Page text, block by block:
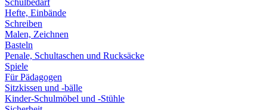
Schulbedarf
Hefte, Einbände
Schreiben
Malen, Zeichnen
Basteln
Penale, Schultaschen und Rucksäcke
Spiele
Für Pädagogen
Sitzkissen und -bälle
Kinder-Schulmöbel und -Stühle